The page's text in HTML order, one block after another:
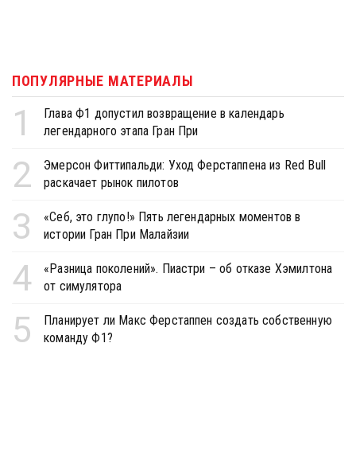
ПОПУЛЯРНЫЕ МАТЕРИАЛЫ
1
Глава Ф1 допустил возвращение в календарь
легендарного этапа Гран При
2
Эмерсон Фиттипальди: Уход Ферстаппена из Red Bull
раскачает рынок пилотов
3
«Себ, это глупо!» Пять легендарных моментов в
истории Гран При Малайзии
4
«Разница поколений». Пиастри – об отказе Хэмилтона
от симулятора
5
Планирует ли Макс Ферстаппен создать собственную
команду Ф1?